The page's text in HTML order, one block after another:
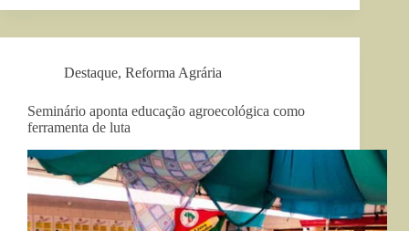
Destaque, Reforma Agrária
Seminário aponta educação agroecológica como
ferramenta de luta